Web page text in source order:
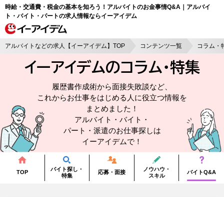
時給・交通費・税金の基本を知ろう！アルバイトのお金事情Q&A｜アルバイ
ト・バイト・パートの求人情報ならイーアイデム
アルバイトなどの求人【イーアイデム】TOP コンテンツ一覧 コラム・
イーアイデムのコラム・特集
履歴書作成術から面接失敗談など、
これからお仕事をはじめる人に役立つ情報を
まとめました！
アルバイト・バイト・
パート・派遣のお仕事探しは
イーアイデムで！
TOP
バイト探し・
特集
応募・面接
ノウハウ・
スキル
バイトQ&A